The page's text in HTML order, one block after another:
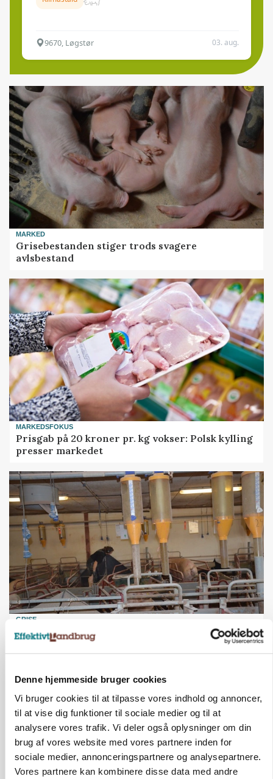
Denne hjemmeside bruger cookies
Vi bruger cookies til at tilpasse vores indhold og annoncer,
til at vise dig funktioner til sociale medier og til at
analysere vores trafik. Vi deler også oplysninger om din
brug af vores website med vores partnere inden for
sociale medier, annonceringspartnere og analysepartnere.
Vores partnere kan kombinere disse data med andre
9670, Løgstør 03. aug.
MARKED
Grisebestanden stiger trods svagere
avlsbestand
MARKEDSFOKUS
Prisgab på 20 kroner pr. kg vokser: Polsk kylling
presser markedet
GRISE
Rådgiver om DB-Tjek: Små justeringer kan give
store besparelser
Loading...